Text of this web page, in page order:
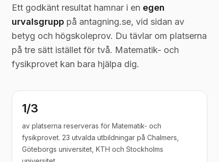
Ett godkänt resultat hamnar i en egen
urvalsgrupp på antagning.se, vid sidan av
betyg och högskoleprov. Du tävlar om platserna
på tre sätt istället för två. Matematik- och
fysikprovet kan bara hjälpa dig.
1/3
av platserna reserveras för Matematik- och
fysikprovet. 23 utvalda utbildningar på Chalmers,
Göteborgs universitet, KTH och Stockholms